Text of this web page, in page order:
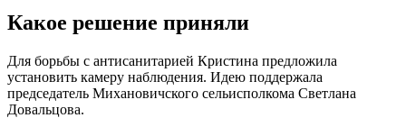
Какое решение приняли
Для борьбы с антисанитарией Кристина предложила
установить камеру наблюдения. Идею поддержала
председатель Михановичского сельисполкома Светлана
Довальцова.